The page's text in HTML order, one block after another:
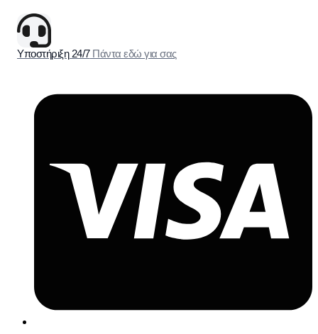
Υποστήριξη 24/7 Πάντα εδώ για σας